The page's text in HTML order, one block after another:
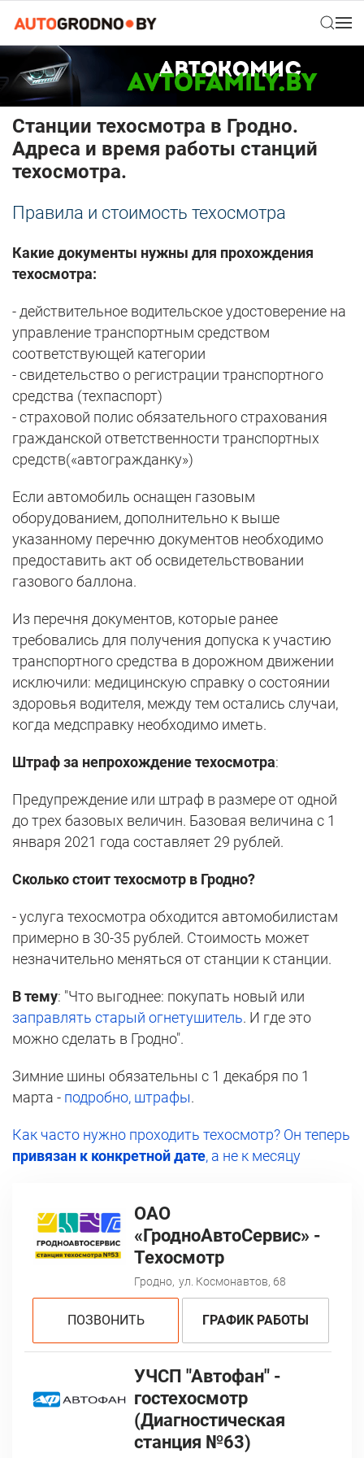
Станции техосмотра в Гродно.
Адреса и время работы станций
техосмотра.
Правила и стоимость техосмотра
Какие документы нужны для прохождения
техосмотра:
- действительное водительское удостоверение на
управление транспортным средством
соответствующей категории
- свидетельство о регистрации транспортного
средства (техпаспорт)
- страховой полис обязательного страхования
гражданской ответственности транспортных
средств(«автогражданку»)
Если автомобиль оснащен газовым
оборудованием, дополнительно к выше
указанному перечню документов необходимо
предоставить акт об освидетельствовании
газового баллона.
Из перечня документов, которые ранее
требовались для получения допуска к участию
транспортного средства в дорожном движении
исключили: медицинскую справку о состоянии
здоровья водителя, между тем остались случаи,
когда медсправку необходимо иметь.
Штраф за непрохождение техосмотра:
Предупреждение или штраф в размере от одной
до трех базовых величин. Базовая величина с 1
января 2021 года составляет 29 рублей.
Сколько стоит техосмотр в Гродно?
- услуга техосмотра обходится автомобилистам
примерно в 30-35 рублей. Стоимость может
незначительно меняться от станции к станции.
В тему: "Что выгоднее: покупать новый или
заправлять старый огнетушитель. И где это
можно сделать в Гродно".
Зимние шины обязательны с 1 декабря по 1
марта - подробно, штрафы.
Как часто нужно проходить техосмотр? Он теперь
привязан к конкретной дате, а не к месяцу
ОАО
«ГродноАвтоСервис» -
Техосмотр
Гродно, ул. Космонавтов, 68
ПОЗВОНИТЬ ГРАФИК РАБОТЫ
УЧСП "Автофан" -
гостехосмотр
(Диагностическая
станция №63)